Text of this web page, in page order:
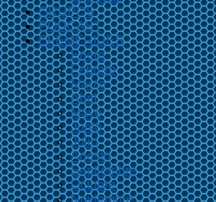
GRUPOS
PODCAST
EFEMÉRIDES
Enero
Febrero
Marzo
Abril
Mayo
Junio
Julio
Agosto
Septiembre
Octubre